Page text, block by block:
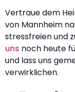
Vertraue dem
von Mannheim
stressfreien und
uns noch heute
und lass uns
verwirklichen.